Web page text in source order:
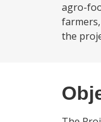
agro-
the